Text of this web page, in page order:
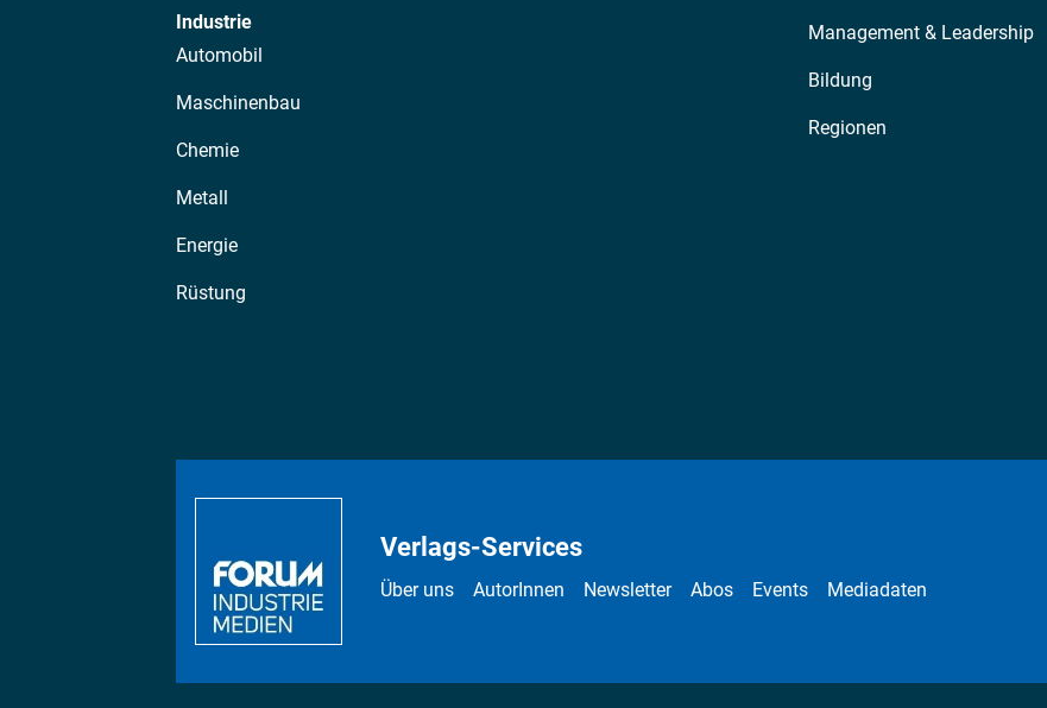
Industrie
Automobil
Maschinenbau
Chemie
Metall
Energie
Rüstung
Management & Leadership
Bildung
Regionen
Verlags-Services
Über uns AutorInnen Newsletter Abos Events Mediadaten